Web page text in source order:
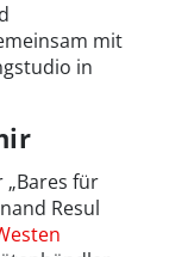
mit
in
„Bares für
Resul